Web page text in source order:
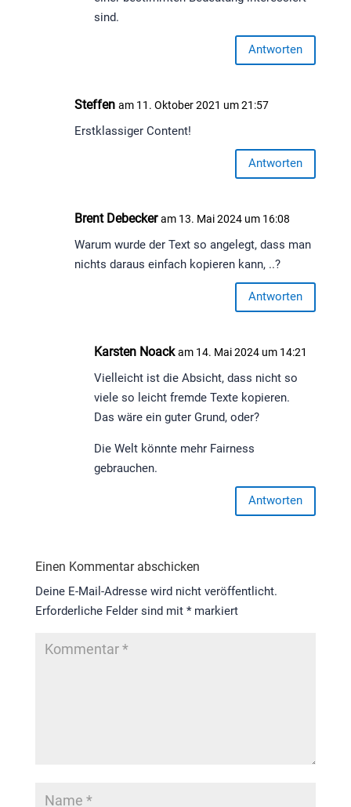
sind.
Antworten
Steffen am 11. Oktober 2021 um 21:57
Erstklassiger Content!
Antworten
Brent Debecker am 13. Mai 2024 um 16:08
Warum wurde der Text so angelegt, dass man
nichts daraus einfach kopieren kann, ..?
Antworten
Karsten Noack am 14. Mai 2024 um 14:21
Vielleicht ist die Absicht, dass nicht so
viele so leicht fremde Texte kopieren.
Das wäre ein guter Grund, oder?
Die Welt könnte mehr Fairness
gebrauchen.
Antworten
Einen Kommentar abschicken
Deine E-Mail-Adresse wird nicht veröffentlicht.
Erforderliche Felder sind mit *markiert